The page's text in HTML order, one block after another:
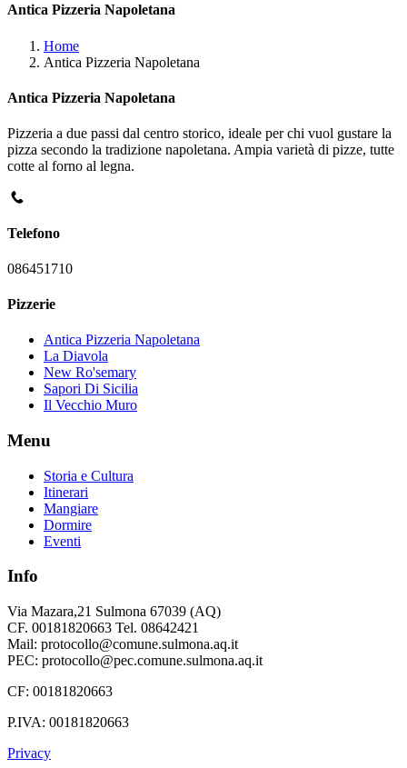
Antica Pizzeria Napoletana
Home
Antica Pizzeria Napoletana
Antica Pizzeria Napoletana
Pizzeria a due passi dal centro storico, ideale per chi vuol gustare la
pizza secondo la tradizione napoletana. Ampia varietà di pizze, tutte
cotte al forno al legna.
Telefono
086451710
Pizzerie
Antica Pizzeria Napoletana
La Diavola
New Ro'semary
Sapori Di Sicilia
Il Vecchio Muro
Menu
Storia e Cultura
Itinerari
Mangiare
Dormire
Eventi
Info
Via Mazara,21 Sulmona 67039 (AQ)
CF. 00181820663 Tel. 08642421
Mail: protocollo@comune.sulmona.aq.it
PEC: protocollo@pec.comune.sulmona.aq.it
CF: 00181820663
P.IVA: 00181820663
Privacy